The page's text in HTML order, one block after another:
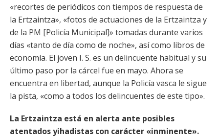
«recortes de periódicos con tiempos de respuesta de
la Ertzaintza», «fotos de actuaciones de la Ertzaintza y
de la PM [Policía Municipal]» tomadas durante varios
días «tanto de día como de noche», así como libros de
economía. El joven I. S. es un delincuente habitual y su
último paso por la cárcel fue en mayo. Ahora se
encuentra en libertad, aunque la Policía vasca le sigue
la pista, «como a todos los delincuentes de este tipo».
La Ertzaintza está en alerta ante posibles
atentados yihadistas con carácter «inminente».